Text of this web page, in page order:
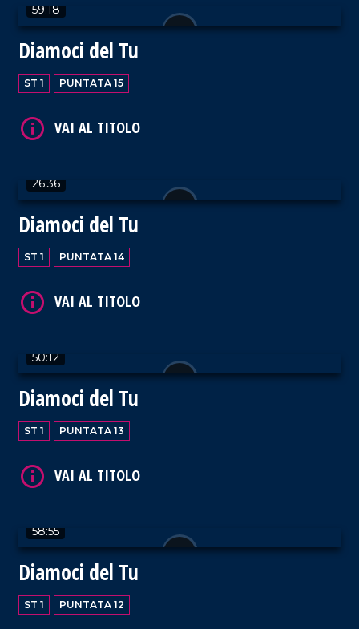
59:18
Diamoci del Tu
ST 1 PUNTATA 15
26:36
Diamoci del Tu
ST 1 PUNTATA 14
50:12
Diamoci del Tu
ST 1 PUNTATA 13
58:55
Diamoci del Tu
ST 1 PUNTATA 12
VAI AL TITOLO
VAI AL TITOLO